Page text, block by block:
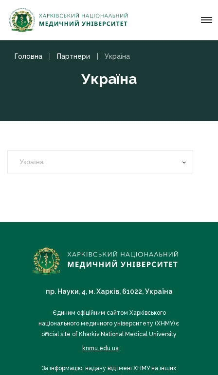
Головна Партнери Україна
Україна
Україна
пр. Науки, 4, м. Харків, 61022, Україна
Єдиним офіційним сайтом Харківського
національного медичного університету (ХНМУ) є
official site of Kharkiv National Medical University
knmu.edu.ua
За інформацію, надану від імені ХНМУ на інших